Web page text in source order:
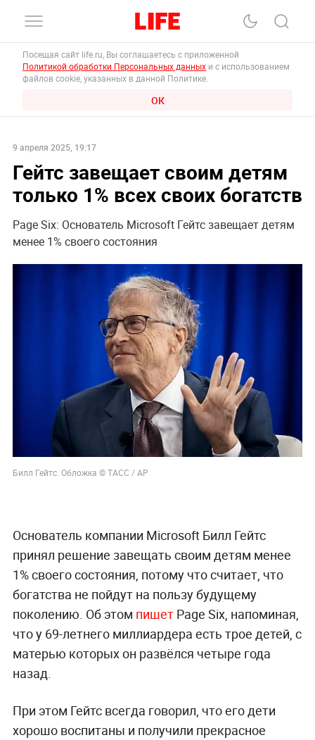
Посещая сайт life.ru, Вы соглашаетесь с приложенной
Политикой обработки Персональных данных и с использованием
файлов cookie, указанных в данной Политике.
ОК
9 апреля 2025, 19:17
Гейтс завещает своим детям
только 1% всех своих богатств
Page Six: Основатель Microsoft Гейтс завещает детям
менее 1% своего состояния
Билл Гейтс. Обложка © ТАСС / АР
Основатель компании Microsoft Билл Гейтс
принял решение завещать своим детям менее
1% своего состояния, потому что считает, что
богатства не пойдут на пользу будущему
поколению. Об этом пишетPage Six, напоминая,
что у 69-летнего миллиардера есть трое детей, с
матерью которых он развёлся четыре года
назад.
При этом Гейтс всегда говорил, что его дети
хорошо воспитаны и получили прекрасное